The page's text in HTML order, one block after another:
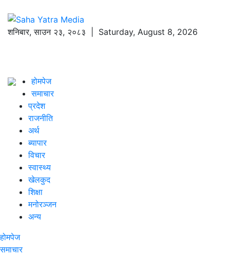
शनिबार,साउन २३, २०८३ | Saturday, August 8, 2026
होमपेज
समाचार
प्रदेश
राजनीति
अर्थ
ब्यापार
विचार
स्वास्थ्य
खेलकुद
शिक्षा
मनोरञ्जन
अन्य
होमपेज
समाचार